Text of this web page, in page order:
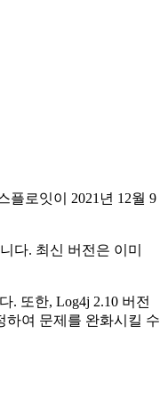
플로잇이 2021년 12월 9
다. 최신 버전은 이미
. 또한, Log4j 2.10 버전
하여 문제를 완화시킬 수